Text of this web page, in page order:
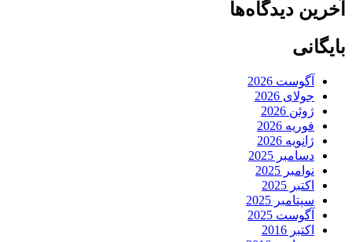
آخرین دیدگاه‌ها
بایگانی
آگوست 2026
جولای 2026
ژوئن 2026
فوریه 2026
ژانویه 2026
دسامبر 2025
نوامبر 2025
اکتبر 2025
سپتامبر 2025
آگوست 2025
اکتبر 2016